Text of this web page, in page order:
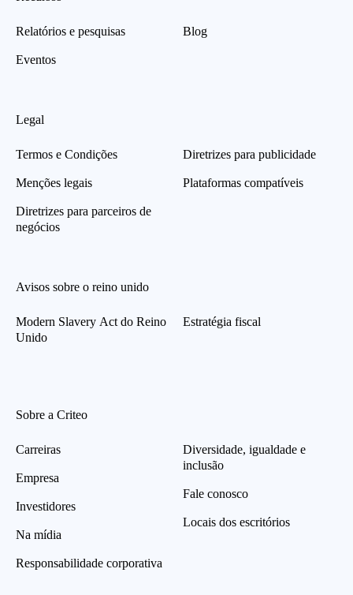
Relatórios e pesquisas
Eventos
Blog
Legal
Termos e Condições
Menções legais
Diretrizes para parceiros de
negócios
Diretrizes para publicidade
Plataformas compatíveis
Avisos sobre o reino unido
Modern Slavery Act do Reino
Unido
Estratégia fiscal
Sobre a Criteo
Carreiras
Empresa
Investidores
Na mídia
Responsabilidade corporativa
Diversidade, igualdade e
inclusão
Fale conosco
Locais dos escritórios